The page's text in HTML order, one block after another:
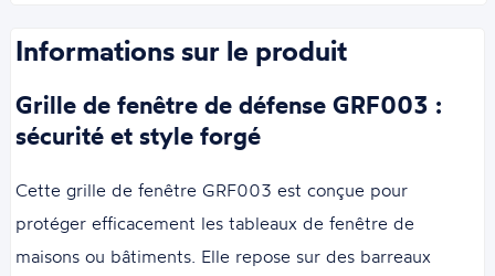
Informations sur le produit
Grille de fenêtre de défense GRF003 :
sécurité et style forgé
Cette grille de fenêtre GRF003 est conçue pour
protéger efficacement les tableaux de fenêtre de
maisons ou bâtiments. Elle repose sur des barreaux